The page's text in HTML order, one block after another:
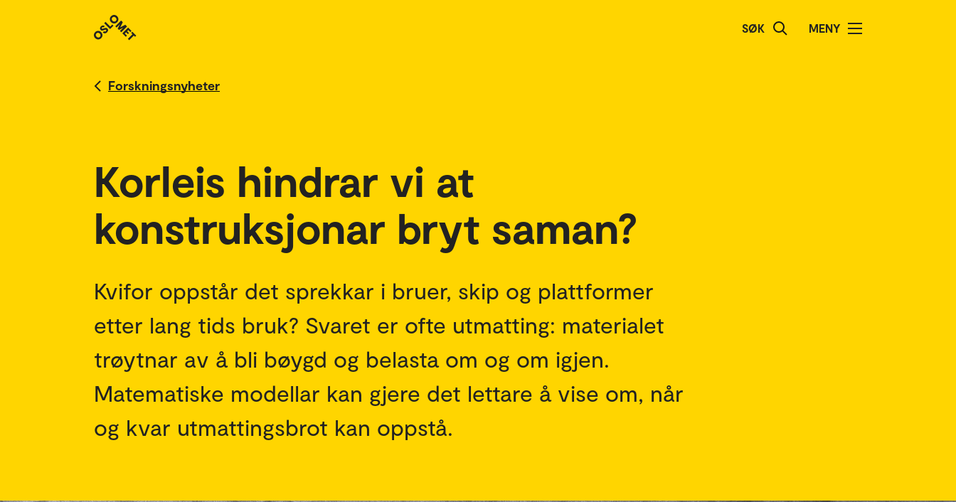
SØK MENY
Forskningsnyheter
Korleis hindrar vi at
konstruksjonar bryt saman?
Kvifor oppstår det sprekkar i bruer, skip og plattformer
etter lang tids bruk? Svaret er ofte utmatting: materialet
trøytnar av å bli bøygd og belasta om og om igjen.
Matematiske modellar kan gjere det lettare å vise om, når
og kvar utmattingsbrot kan oppstå.